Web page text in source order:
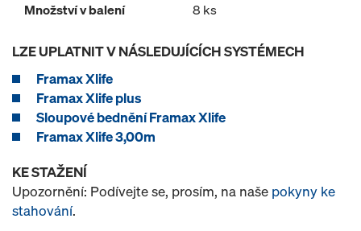
Množství v balení 8 ks
LZE UPLATNIT V NÁSLEDUJÍCÍCH SYSTÉMECH
Framax Xlife
Framax Xlife plus
Sloupové bednění Framax Xlife
Framax Xlife 3,00m
KE STAŽENÍ
Upozornění: Podívejte se, prosím, na naše pokyny ke
stahování.